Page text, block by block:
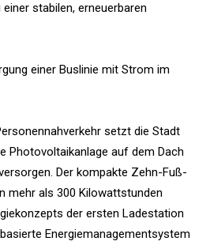
stabilen, erneuerbaren
einer Buslinie mit Strom im
setzt die Stadt
Photovoltaikanlage auf dem Dach
Der kompakte Zehn-Fuß-
mehr als 300 Kilowattstunden
der ersten Ladestation
Energiemanagementsystem